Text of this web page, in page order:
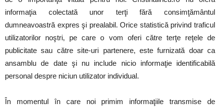
informaţia colectată unor terţi fără consimţământul
dumneavoastră expres şi prealabil. Orice statistică privind traficul
utilizatorilor noştri, pe care o vom oferi către terţe reţele de
publicitate sau către site-uri partenere, este furnizată doar ca
ansamblu de date şi nu include nicio informaţie identificabilă
personal despre niciun utilizator individual.
În momentul în care noi primim informaţiile transmise de